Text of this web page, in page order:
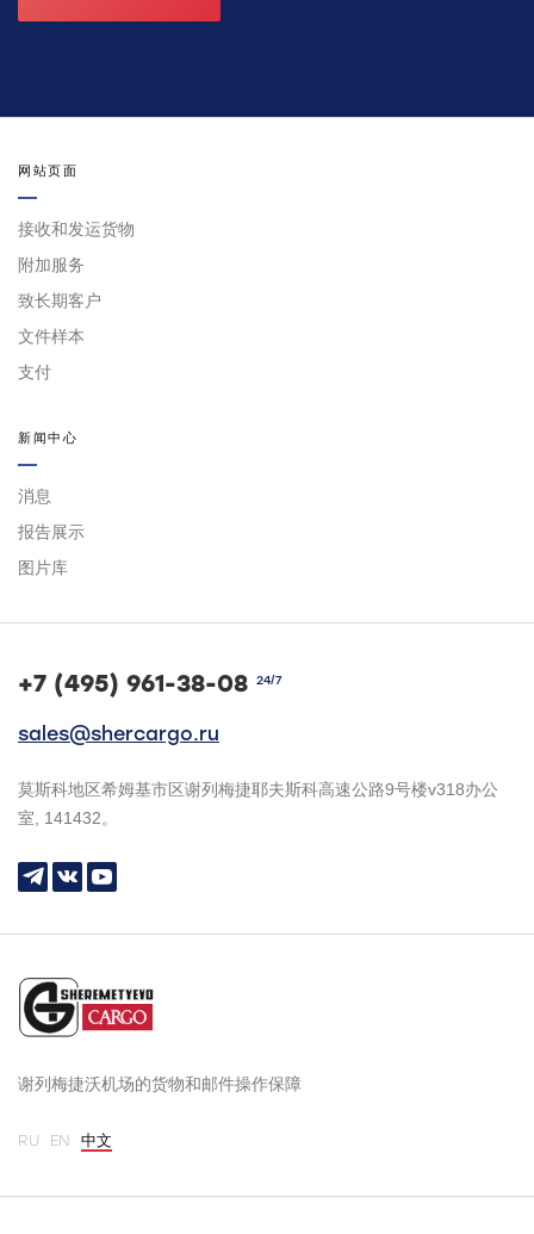
网站页面
接收和发运货物
附加服务
致长期客户
文件样本
支付
新闻中心
消息
报告展示
图片库
+7 (495) 961-38-08 24/7
sales@shercargo.ru
莫斯科地区希姆基市区谢列梅捷耶夫斯科高速公路9号楼v318办公
室, 141432。
谢列梅捷沃机场的货物和邮件操作保障
RU EN 中文